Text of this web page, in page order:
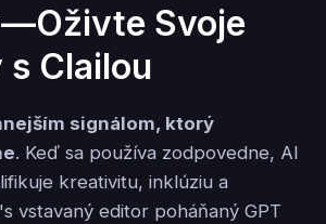
Svoje
Clailou
signálom, ktorý
. Keď sa používa zodpovedne, AI
kreativitu, inklúziu a
vstavaný editor poháňaný GPT